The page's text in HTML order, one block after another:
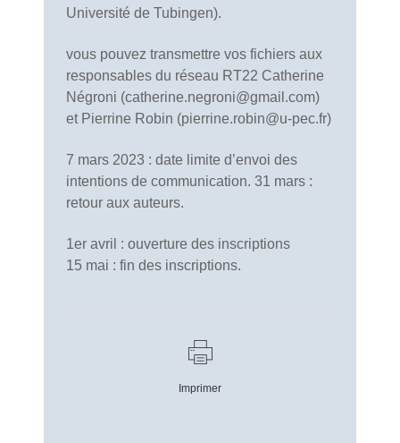
Université de Tubingen).
vous pouvez transmettre vos fichiers aux
responsables du réseau RT22 Catherine
Négroni (catherine.negroni@gmail.com)
et Pierrine Robin (pierrine.robin@u-pec.fr)
7 mars 2023 : date limite d’envoi des
intentions de communication. 31 mars :
retour aux auteurs.
1er avril : ouverture des inscriptions
15 mai : fin des inscriptions.
Imprimer